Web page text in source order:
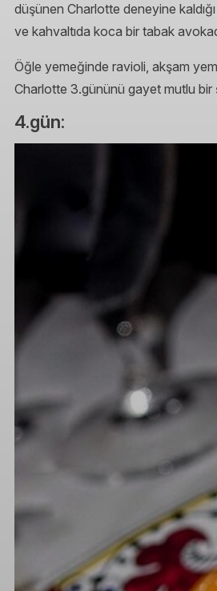
düşünen Charlotte deneyine
ve kahvaltıda koca bir tabak
Öğle yemeğinde ravioli, akşam
Charlotte 3.gününü gayet mutlu bir
4.gün: